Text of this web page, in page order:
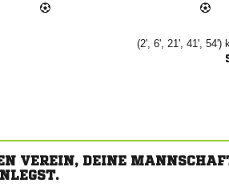
(2', 6', 21', 41', 54')
VEREIN, DEINE